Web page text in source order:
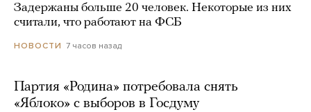
Задержаны больше 20 человек. Некоторые из них
считали, что работают на ФСБ
НОВОСТИ 7 часов назад
Партия «Родина» потребовала снять
«Яблоко» с выборов в Госдуму